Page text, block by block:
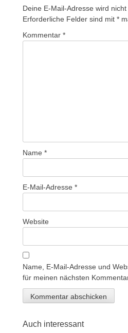
Deine E-Mail-Adresse wird nicht
Erforderliche Felder sind mit *
Kommentar *
Name *
E-Mail-Adresse *
Website
Name, E-Mail-Adresse und
für meinen nächsten
Auch interessant